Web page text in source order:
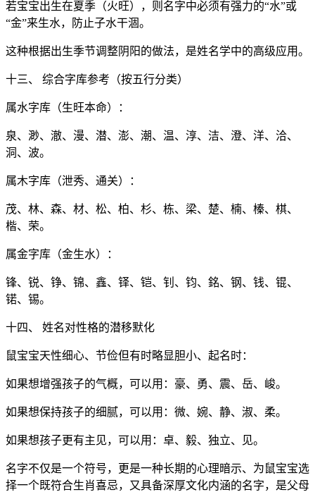
若宝宝出生在夏季（火旺），则名字中必须有强力的“水”或
“金”来生水，防止子水干涸。
这种根据出生季节调整阴阳的做法，是姓名学中的高级应用。
十三、 综合字库参考（按五行分类）
属水字库（生旺本命）：
泉、渺、澈、漫、潜、澎、潮、温、淳、洁、澄、洋、洽、
洞、波。
属木字库（泄秀、通关）：
茂、林、森、材、松、柏、杉、栋、梁、楚、楠、榛、棋、
楷、荣。
属金字库（金生水）：
锋、锐、铮、锦、鑫、铎、铠、钊、钧、銘、钢、钱、锟、
锘、锡。
十四、 姓名对性格的潜移默化
鼠宝宝天性细心、节俭但有时略显胆小、起名时：
如果想增强孩子的气概，可以用：豪、勇、震、岳、峻。
如果想保持孩子的细腻，可以用：微、婉、静、淑、柔。
如果想孩子更有主见，可以用：卓、毅、独立、见。
名字不仅是一个符号，更是一种长期的心理暗示、为鼠宝宝选
择一个既符合生肖喜忌，又具备深厚文化内涵的名字，是父母